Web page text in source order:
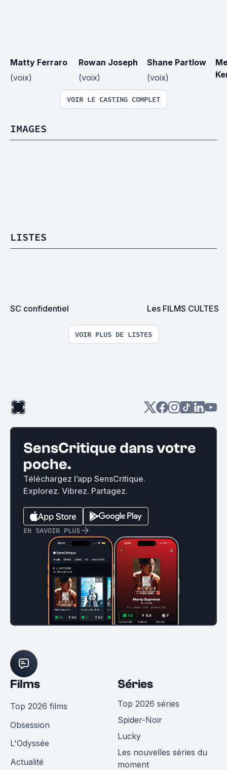
Matty Ferraro
(voix)
Rowan Joseph
(voix)
Shane Partlow
(voix)
VOIR LE CASTING COMPLET
IMAGES
LISTES
SC confidentiel Les FILMS CULTES
VOIR PLUS DE LISTES
SensCritique dans votre
poche.
Téléchargez l’app SensCritique.
Explorez. Vibrez. Partagez.
EN SAVOIR PLUS
Films
Top 2026 films
Obsession
L'Odyssée
Actualité
Séries
Top 2026 séries
Spider-Noir
Lucky
Les nouvelles séries du
moment